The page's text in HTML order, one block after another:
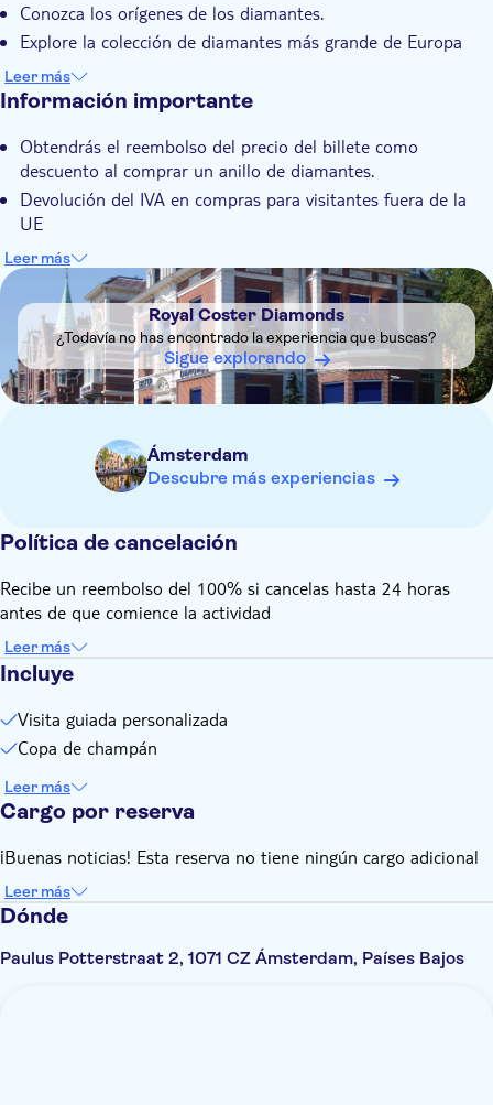
Conozca los orígenes de los diamantes.
Explore la colección de diamantes más grande de Europa
Personaliza tu anillo mientras esperas
Leer más
Información importante
Obtendrás el reembolso del precio del billete como
descuento al comprar un anillo de diamantes.
Devolución del IVA en compras para visitantes fuera de la
UE
Comuníquese con Royal Coster antes de su visita para
asegurarse de que le muestren artículos dentro de su
presupuesto.
Debes tener 18 años para participar en esta actividad.
Leer más
DSA1Royal Coster Diamonds
Royal Coster Diamonds
¿Todavía no has encontrado la experiencia que buscas?
Sigue explorando
Ámsterdam
Descubre más experiencias
Política de cancelación
Recibe un reembolso del 100% si cancelas hasta 24 horas
antes de que comience la actividad
Leer más
Incluye
Visita guiada personalizada
Copa de champán
Leer más
Cargo por reserva
¡Buenas noticias! Esta reserva no tiene ningún cargo adicional
Leer más
Dónde
Paulus Potterstraat 2, 1071 CZ Ámsterdam, Países Bajos